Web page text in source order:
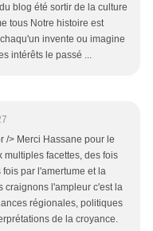
blog été sortir de la culture
tous Notre histoire est
invente ou imagine
intérêts le passé ...
/> Merci Hassane pour le
facettes, des fois
par l'amertume et la
craignons l'ampleur c'est la
régionales, politiques
de la croyance.